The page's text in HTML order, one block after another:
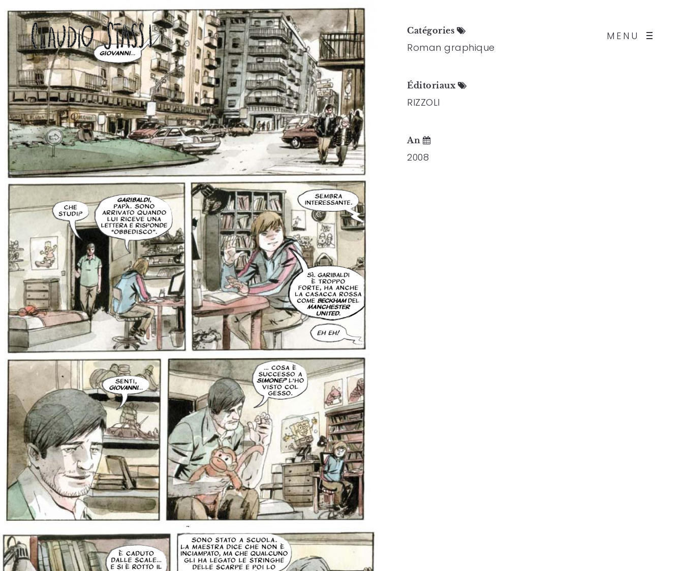
MENU
Catégories
Roman graphique
Éditoriaux
RIZZOLI
An
2008